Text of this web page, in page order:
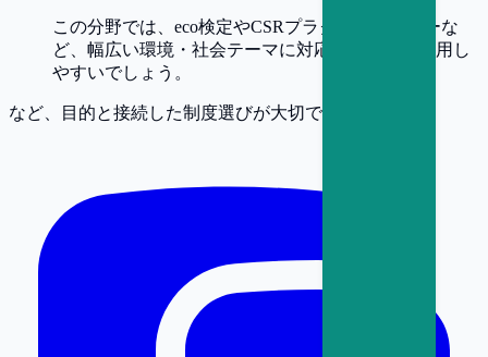
この分野では、eco検定やCSRプラクティショナーな
ど、幅広い環境・社会テーマに対応した制度が活用し
やすいでしょう。
など、目的と接続した制度選びが大切です。